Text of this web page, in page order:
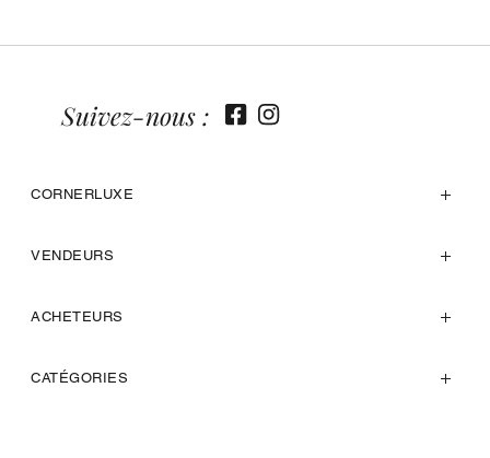
CORNERLUXE
VENDEURS
ACHETEURS
CATÉGORIES
Suivez-nous :